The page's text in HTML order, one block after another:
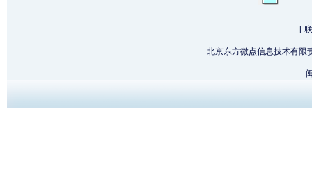
[
北京东方微点信息技术有限